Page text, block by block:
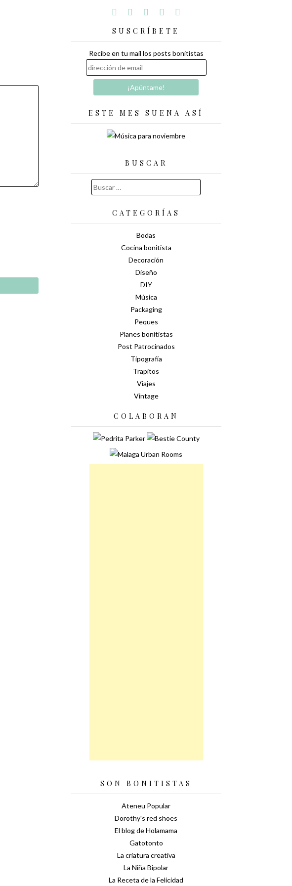
SUSCRÍBETE
Recibe en tu mail los posts bonitistas
ESTE MES SUENA ASÍ
BUSCAR
Buscar:
CATEGORÍAS
Bodas
Cocina bonitista
Decoración
Diseño
DIY
Música
Packaging
Peques
Planes bonitistas
Post Patrocinados
Tipografía
Trapitos
Viajes
Vintage
COLABORAN
SON BONITISTAS
Ateneu Popular
Dorothy's red shoes
El blog de Holamama
Gatotonto
La criatura creativa
La Niña Bipolar
La Receta de la Felicidad